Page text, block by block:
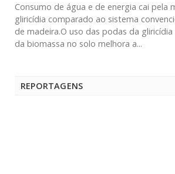
Consumo de água e de energia cai pela
gliricídia comparado ao sistema
de madeira.O uso das podas da
da biomassa no solo melhora a...
REPORTAGENS